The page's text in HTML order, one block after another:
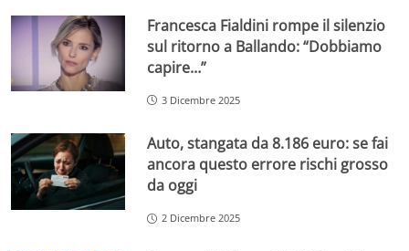
Francesca Fialdini rompe il silenzio
sul ritorno a Ballando: “Dobbiamo
capire…”
3 Dicembre 2025
Auto, stangata da 8.186 euro: se fai
ancora questo errore rischi grosso
da oggi
2 Dicembre 2025